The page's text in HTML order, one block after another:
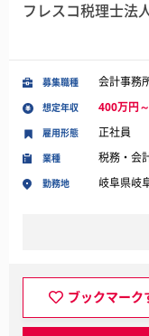
フレスコ税理士法
募集職種 会計事務
想定年収 400万円
業種 税務・会
勤務地 岐阜県岐
雇用形態 正社員
ブックマーク